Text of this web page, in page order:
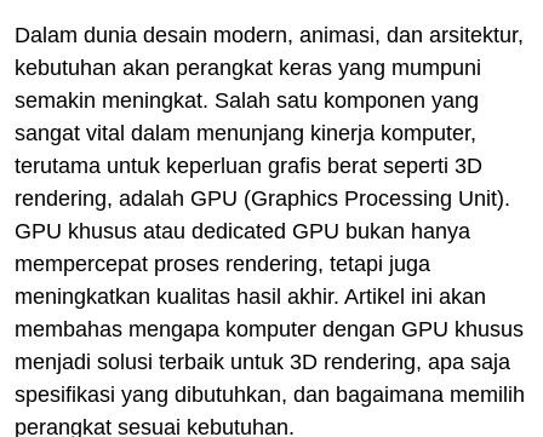
Dalam dunia desain modern, animasi, dan arsitektur,
kebutuhan akan perangkat keras yang mumpuni
semakin meningkat. Salah satu komponen yang
sangat vital dalam menunjang kinerja komputer,
terutama untuk keperluan grafis berat seperti 3D
rendering, adalah GPU (Graphics Processing Unit).
GPU khusus atau dedicated GPU bukan hanya
mempercepat proses rendering, tetapi juga
meningkatkan kualitas hasil akhir. Artikel ini akan
membahas mengapa komputer dengan GPU khusus
menjadi solusi terbaik untuk 3D rendering, apa saja
spesifikasi yang dibutuhkan, dan bagaimana memilih
perangkat sesuai kebutuhan.